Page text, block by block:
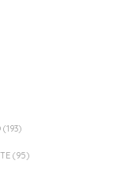
(193)
(95)